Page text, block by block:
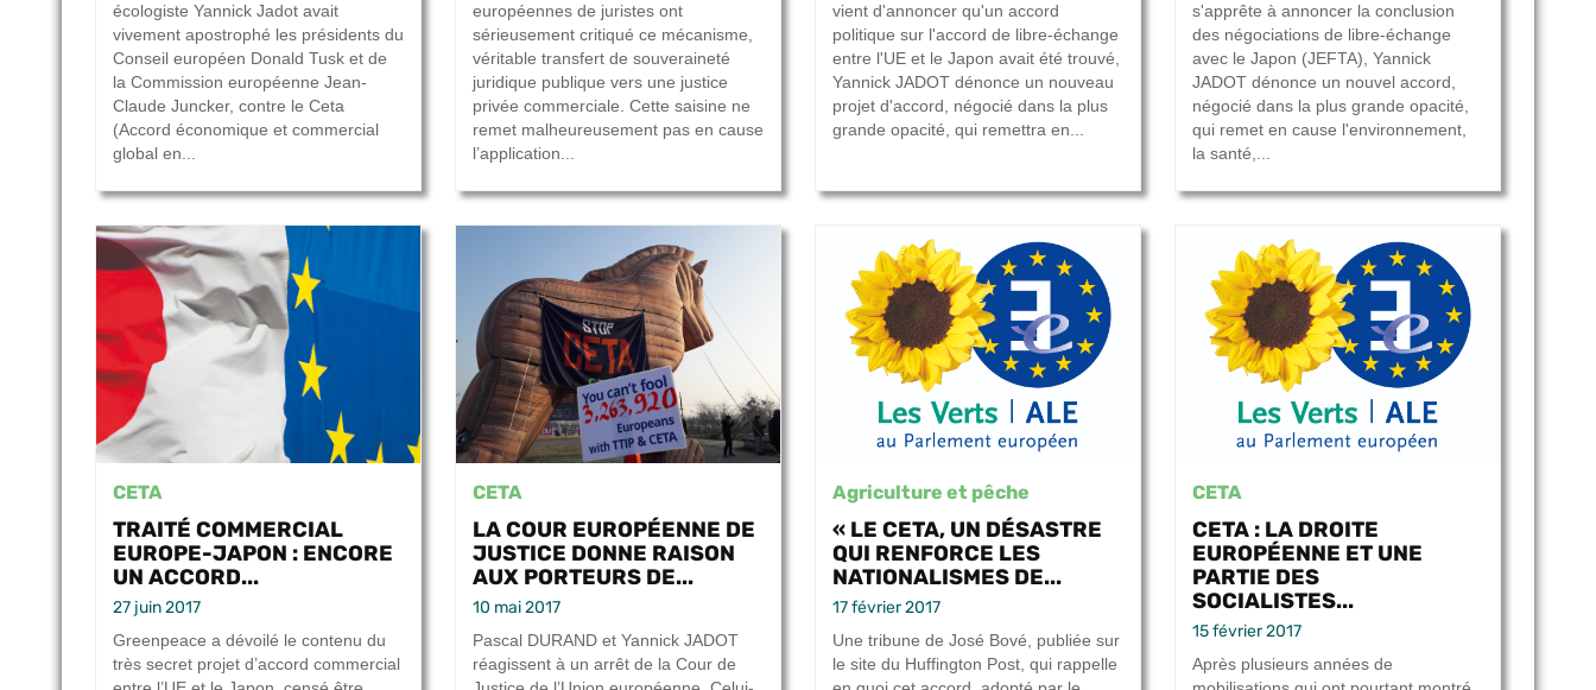
écologiste Yannick Jadot avait
vivement apostrophé les présidents du
Conseil européen Donald Tusk et de
la Commission européenne Jean-
Claude Juncker, contre le Ceta
(Accord économique et commercial
global en...
européennes de juristes ont
sérieusement critiqué ce mécanisme,
véritable transfert de souveraineté
juridique publique vers une justice
privée commerciale. Cette saisine ne
remet malheureusement pas en cause
l’application...
vient d'annoncer qu'un accord
politique sur l'accord de libre-échange
entre l'UE et le Japon avait été trouvé,
Yannick JADOT dénonce un nouveau
projet d'accord, négocié dans la plus
grande opacité, qui remettra en...
s'apprête à annoncer la conclusion
des négociations de libre-échange
avec le Japon (JEFTA), Yannick
JADOT dénonce un nouvel accord,
négocié dans la plus grande opacité,
qui remet en cause l'environnement,
la santé,...
CETA
TRAITÉ COMMERCIAL
EUROPE-JAPON : ENCORE
UN ACCORD...
27 juin 2017
Greenpeace a dévoilé le contenu du
très secret projet d’accord commercial
CETA
LA COUR EUROPÉENNE DE
JUSTICE DONNE RAISON
AUX PORTEURS DE...
10 mai 2017
Pascal DURAND et Yannick JADOT
réagissent à un arrêt de la Cour de
Agriculture et pêche
« LE CETA, UN DÉSASTRE
QUI RENFORCE LES
NATIONALISMES DE...
17 février 2017
Une tribune de José Bové, publiée sur
le site du Huffington Post, qui rappelle
CETA
CETA : LA DROITE
EUROPÉENNE ET UNE
PARTIE DES
SOCIALISTES...
15 février 2017
Après plusieurs années de